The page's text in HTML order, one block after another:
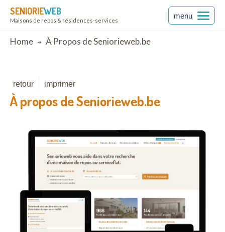
SENIORIEWEB
Maisons de repos & résidences-services
menu
Breadcrumb
Home À Propos de Seniorieweb.be
retour imprimer
À propos de Seniorieweb.be